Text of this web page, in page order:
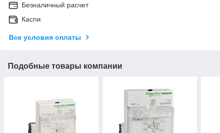
Безналичный расчет
Каспи
Все условия оплаты
Подобные товары компании